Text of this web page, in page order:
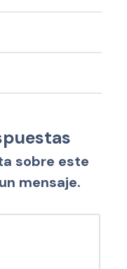
sobre este
mensaje.